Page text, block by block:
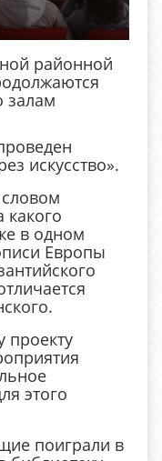
районной
залам
искусство».
какого
в одном
Европы
проекту
этого
поиграли в